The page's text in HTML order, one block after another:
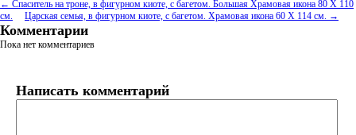
← Спаситель на троне, в фигурном киоте, с багетом. Большая Храмовая икона 80 Х 110
см.
Царская семья, в фигурном киоте, с багетом. Храмовая икона 60 Х 114 см. →
Комментарии
Пока нет комментариев
Написать комментарий